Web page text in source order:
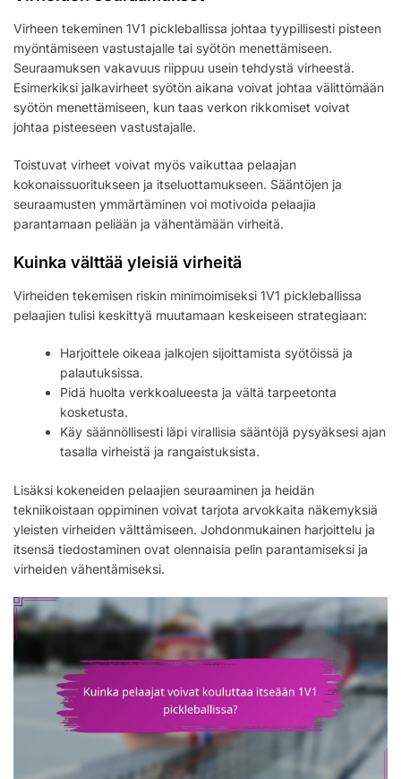
Virheen tekeminen 1V1 pickleballissa johtaa tyypillisesti pisteen
myöntämiseen vastustajalle tai syötön menettämiseen.
Seuraamuksen vakavuus riippuu usein tehdystä virheestä.
Esimerkiksi jalkavirheet syötön aikana voivat johtaa välittömään
syötön menettämiseen, kun taas verkon rikkomiset voivat
johtaa pisteeseen vastustajalle.
Toistuvat virheet voivat myös vaikuttaa pelaajan
kokonaissuoritukseen ja itseluottamukseen. Sääntöjen ja
seuraamusten ymmärtäminen voi motivoida pelaajia
parantamaan peliään ja vähentämään virheitä.
Kuinka välttää yleisiä virheitä
Virheiden tekemisen riskin minimoimiseksi 1V1 pickleballissa
pelaajien tulisi keskittyä muutamaan keskeiseen strategiaan:
Harjoittele oikeaa jalkojen sijoittamista syötöissä ja
palautuksissa.
Pidä huolta verkkoalueesta ja vältä tarpeetonta
kosketusta.
Käy säännöllisesti läpi virallisia sääntöjä pysyäksesi ajan
tasalla virheistä ja rangaistuksista.
Lisäksi kokeneiden pelaajien seuraaminen ja heidän
tekniikoistaan oppiminen voivat tarjota arvokkaita näkemyksiä
yleisten virheiden välttämiseen. Johdonmukainen harjoittelu ja
itsensä tiedostaminen ovat olennaisia pelin parantamiseksi ja
virheiden vähentämiseksi.